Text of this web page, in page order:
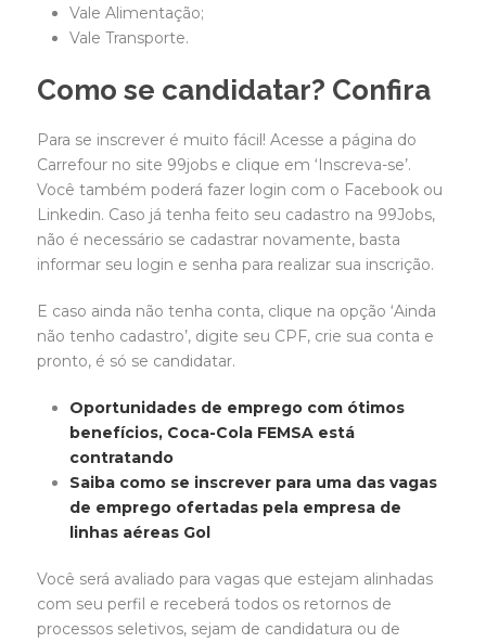
Vale Alimentação;
Vale Transporte.
Como se candidatar? Confira
Para se inscrever é muito fácil! Acesse a página do
Carrefour no site 99jobs e clique em ‘Inscreva-se’.
Você também poderá fazer login com o Facebook ou
Linkedin. Caso já tenha feito seu cadastro na 99Jobs,
não é necessário se cadastrar novamente, basta
informar seu login e senha para realizar sua inscrição.
E caso ainda não tenha conta, clique na opção ‘Ainda
não tenho cadastro’, digite seu CPF, crie sua conta e
pronto, é só se candidatar.
Oportunidades de emprego com ótimos
benefícios, Coca-Cola FEMSA está
contratando
Saiba como se inscrever para uma das vagas
de emprego ofertadas pela empresa de
linhas aéreas Gol
Você será avaliado para vagas que estejam alinhadas
com seu perfil e receberá todos os retornos de
processos seletivos, sejam de candidatura ou de